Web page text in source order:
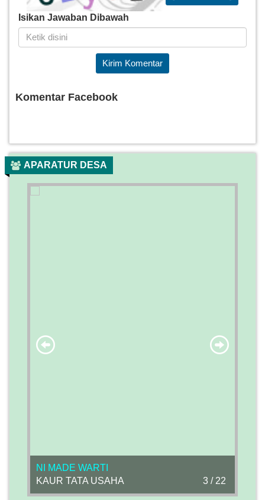
Isikan Jawaban Dibawah
Kirim Komentar
Komentar Facebook
APARATUR DESA
3 / 22
NI MADE WARTI
KAUR TATA USAHA